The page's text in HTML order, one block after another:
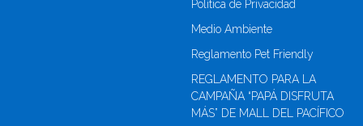
Política de Privacidad
Medio Ambiente
Reglamento Pet Friendly
REGLAMENTO PARA LA
CAMPAÑA “PAPÁ DISFRUTA
MÁS” DE MALL DEL PACÍFICO